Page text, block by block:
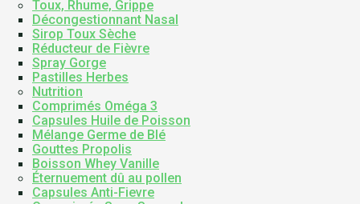
Toux, Rhume, Grippe
Décongestionnant Nasal
Sirop Toux Sèche
Réducteur de Fièvre
Spray Gorge
Pastilles Herbes
Nutrition
Comprimés Oméga 3
Capsules Huile de Poisson
Mélange Germe de Blé
Gouttes Propolis
Boisson Whey Vanille
Éternuement dû au pollen
Capsules Anti-Fievre